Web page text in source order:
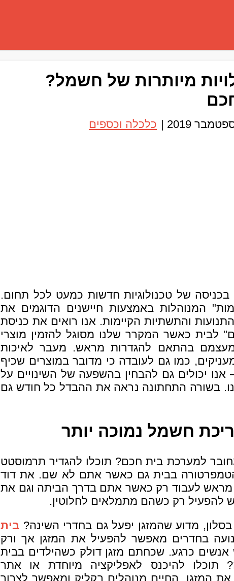
מיותרות של חשמל?
| כלכלה וכספים
בכניסה של טכנולוגיות חדשות כמעט לכל תחום.
המנוהלות באמצעות חיישנים הדוגמים את
והתשתיות הקיימות. אנו רואים את כניסת
לבית כאשר המקרר שלנו מסוגל להזמין מוצרי
מעצמם בהתאם להגדרות מראש. מעבר לאיכות
כמו גם לעובדה כי מדובר במוצרים שכיף
יכולים גם להבחין בהשפעה של השינויים על
בשורה התחתונה נראה את ההבדל כל חודש גם
חשמל נמוכה יותר
למערכת בית חכם? תוכלו להגדיר תרמוסטט
בבית גם כאשר אתם לא שם. את דוד
מראש לעבוד רק כאשר אתם בדרך הביתה וגם את
להפעיל רק כשהם מתמלאים לחלוטין.
מדוע שהמזגן יפעל גם בחדרי השינה? בית
בחדרים מאפשר להפעיל את המזגן אך ורק
כרגע. שכחתם מזגן דולק כשהילדים בבית
תוכלו להיכנס לאפליקציה מיוחדת או אתר
את המזגן. החיים מנוהלים בקליק ומאפשר לצרוך